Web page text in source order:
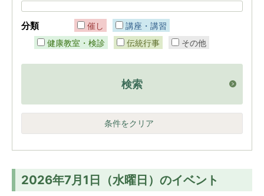
分類 催し
講座・講習
健康教室・検診
伝統行事 その他
検索
条件をクリア
2026年7月1日（水曜日）のイベント